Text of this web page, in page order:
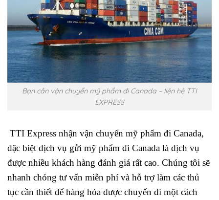
Bạn cần vận chuyển mỹ phẩm đi Canada – liện hệ TTI
EXPRESS
TTI Express nhận vận chuyển mỹ phẩm đi Canada,
đặc biệt dịch vụ gửi mỹ phẩm đi Canada là dịch vụ
được nhiều khách hàng đánh giá rất cao. Chúng tôi sẽ
nhanh chóng tư vấn miễn phí và hỗ trợ làm các thủ
tục cần thiết để hàng hóa được chuyển đi một cách